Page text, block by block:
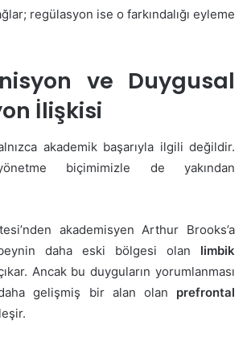
regülasyon ise o farkındalığı eyleme
ve Duygusal
İlişkisi
akademik başarıyla ilgili değildir.
yönetme biçimimizle de yakından
akademisyen Arthur Brooks’a
daha eski bölgesi olan limbik
Ancak bu duyguların yorumlanması
gelişmiş bir alan olan prefrontal